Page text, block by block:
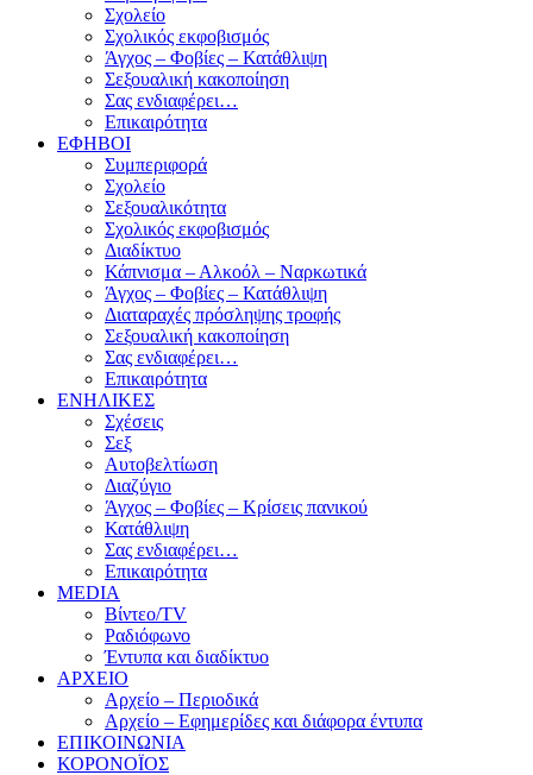
Σχολείο
Σχολικός εκφοβισμός
Άγχος – Φοβίες – Κατάθλιψη
Σεξουαλική κακοποίηση
Σας ενδιαφέρει…
Επικαιρότητα
ΕΦΗΒΟΙ
Συμπεριφορά
Σχολείο
Σεξουαλικότητα
Σχολικός εκφοβισμός
Διαδίκτυο
Κάπνισμα – Αλκοόλ – Ναρκωτικά
Άγχος – Φοβίες – Κατάθλιψη
Διαταραχές πρόσληψης τροφής
Σεξουαλική κακοποίηση
Σας ενδιαφέρει…
Επικαιρότητα
ΕΝΗΛΙΚΕΣ
Σχέσεις
Σεξ
Αυτοβελτίωση
Διαζύγιο
Άγχος – Φοβίες – Κρίσεις πανικού
Κατάθλιψη
Σας ενδιαφέρει…
Επικαιρότητα
MEDIA
Βίντεο/TV
Ραδιόφωνο
Έντυπα και διαδίκτυο
ΑΡΧΕΙΟ
Αρχείο – Περιοδικά
Αρχείο – Εφημερίδες και διάφορα έντυπα
ΕΠΙΚΟΙΝΩΝΙΑ
ΚΟΡΟΝΟΪΟΣ